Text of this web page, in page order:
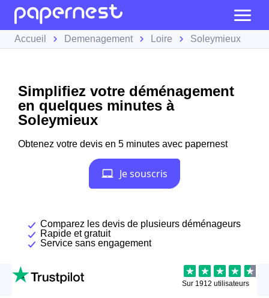
Accueil Demenagement Loire Soleymieux